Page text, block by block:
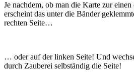
Je nachdem, ob man die Karte zur
erscheint das unter die Bänder
rechten Seite…
… oder auf der linken Seite! Und
durch Zauberei selbständig die Seite!